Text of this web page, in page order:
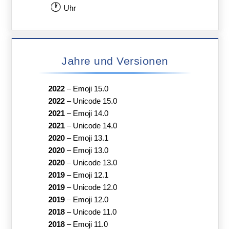
🕐 Uhr
Jahre und Versionen
2022– Emoji 15.0
2022– Unicode 15.0
2021– Emoji 14.0
2021– Unicode 14.0
2020– Emoji 13.1
2020– Emoji 13.0
2020– Unicode 13.0
2019– Emoji 12.1
2019– Unicode 12.0
2019– Emoji 12.0
2018– Unicode 11.0
2018– Emoji 11.0